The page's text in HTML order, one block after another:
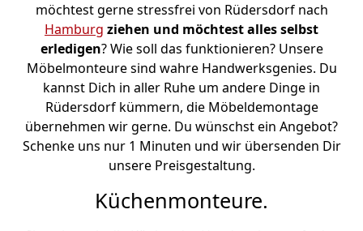
möchtest gerne stressfrei von Rüdersdorf nach
Hamburg ziehen und möchtest alles selbst
erledigen? Wie soll das funktionieren? Unsere
Möbelmonteure sind wahre Handwerksgenies. Du
kannst Dich in aller Ruhe um andere Dinge in
Rüdersdorf kümmern, die Möbeldemontage
übernehmen wir gerne. Du wünschst ein Angebot?
Schenke uns nur 1 Minuten und wir übersenden Dir
unsere Preisgestaltung.
Küchenmonteure.